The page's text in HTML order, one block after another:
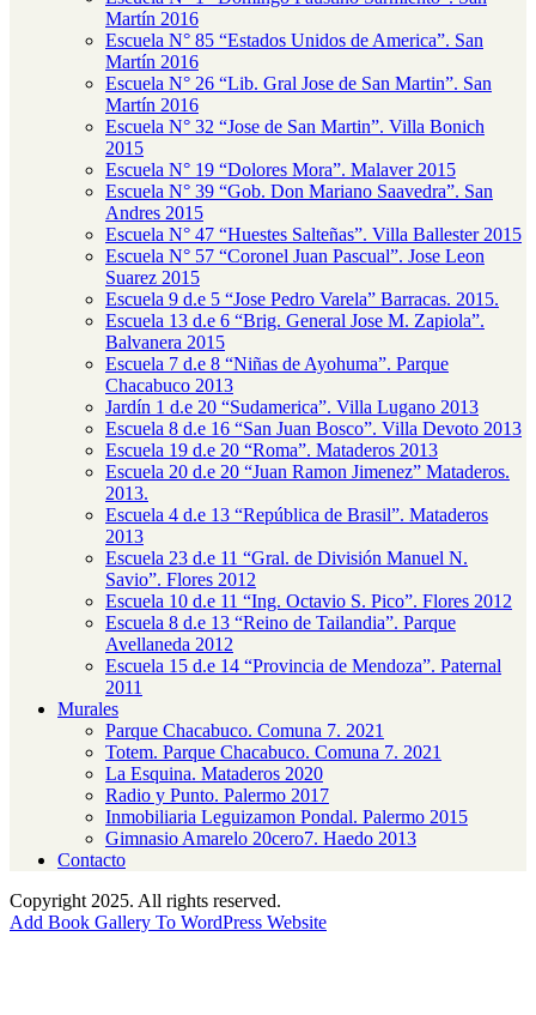
Martín 2016
Escuela N° 85 “Estados Unidos de America”. San
Martín 2016
Escuela N° 26 “Lib. Gral Jose de San Martin”. San
Martín 2016
Escuela N° 32 “Jose de San Martin”. Villa Bonich
2015
Escuela N° 19 “Dolores Mora”. Malaver 2015
Escuela N° 39 “Gob. Don Mariano Saavedra”. San
Andres 2015
Escuela N° 47 “Huestes Salteñas”. Villa Ballester 2015
Escuela N° 57 “Coronel Juan Pascual”. Jose Leon
Suarez 2015
Escuela 9 d.e 5 “Jose Pedro Varela” Barracas. 2015.
Escuela 13 d.e 6 “Brig. General Jose M. Zapiola”.
Balvanera 2015
Escuela 7 d.e 8 “Niñas de Ayohuma”. Parque
Chacabuco 2013
Jardín 1 d.e 20 “Sudamerica”. Villa Lugano 2013
Escuela 8 d.e 16 “San Juan Bosco”. Villa Devoto 2013
Escuela 19 d.e 20 “Roma”. Mataderos 2013
Escuela 20 d.e 20 “Juan Ramon Jimenez” Mataderos.
2013.
Escuela 4 d.e 13 “República de Brasil”. Mataderos
2013
Escuela 23 d.e 11 “Gral. de División Manuel N.
Savio”. Flores 2012
Escuela 10 d.e 11 “Ing. Octavio S. Pico”. Flores 2012
Escuela 8 d.e 13 “Reino de Tailandia”. Parque
Avellaneda 2012
Escuela 15 d.e 14 “Provincia de Mendoza”. Paternal
2011
Murales
Parque Chacabuco. Comuna 7. 2021
Totem. Parque Chacabuco. Comuna 7. 2021
La Esquina. Mataderos 2020
Radio y Punto. Palermo 2017
Inmobiliaria Leguizamon Pondal. Palermo 2015
Gimnasio Amarelo 20cero7. Haedo 2013
Contacto
Copyright2025. All rights reserved.
Add Book Gallery To WordPress Website